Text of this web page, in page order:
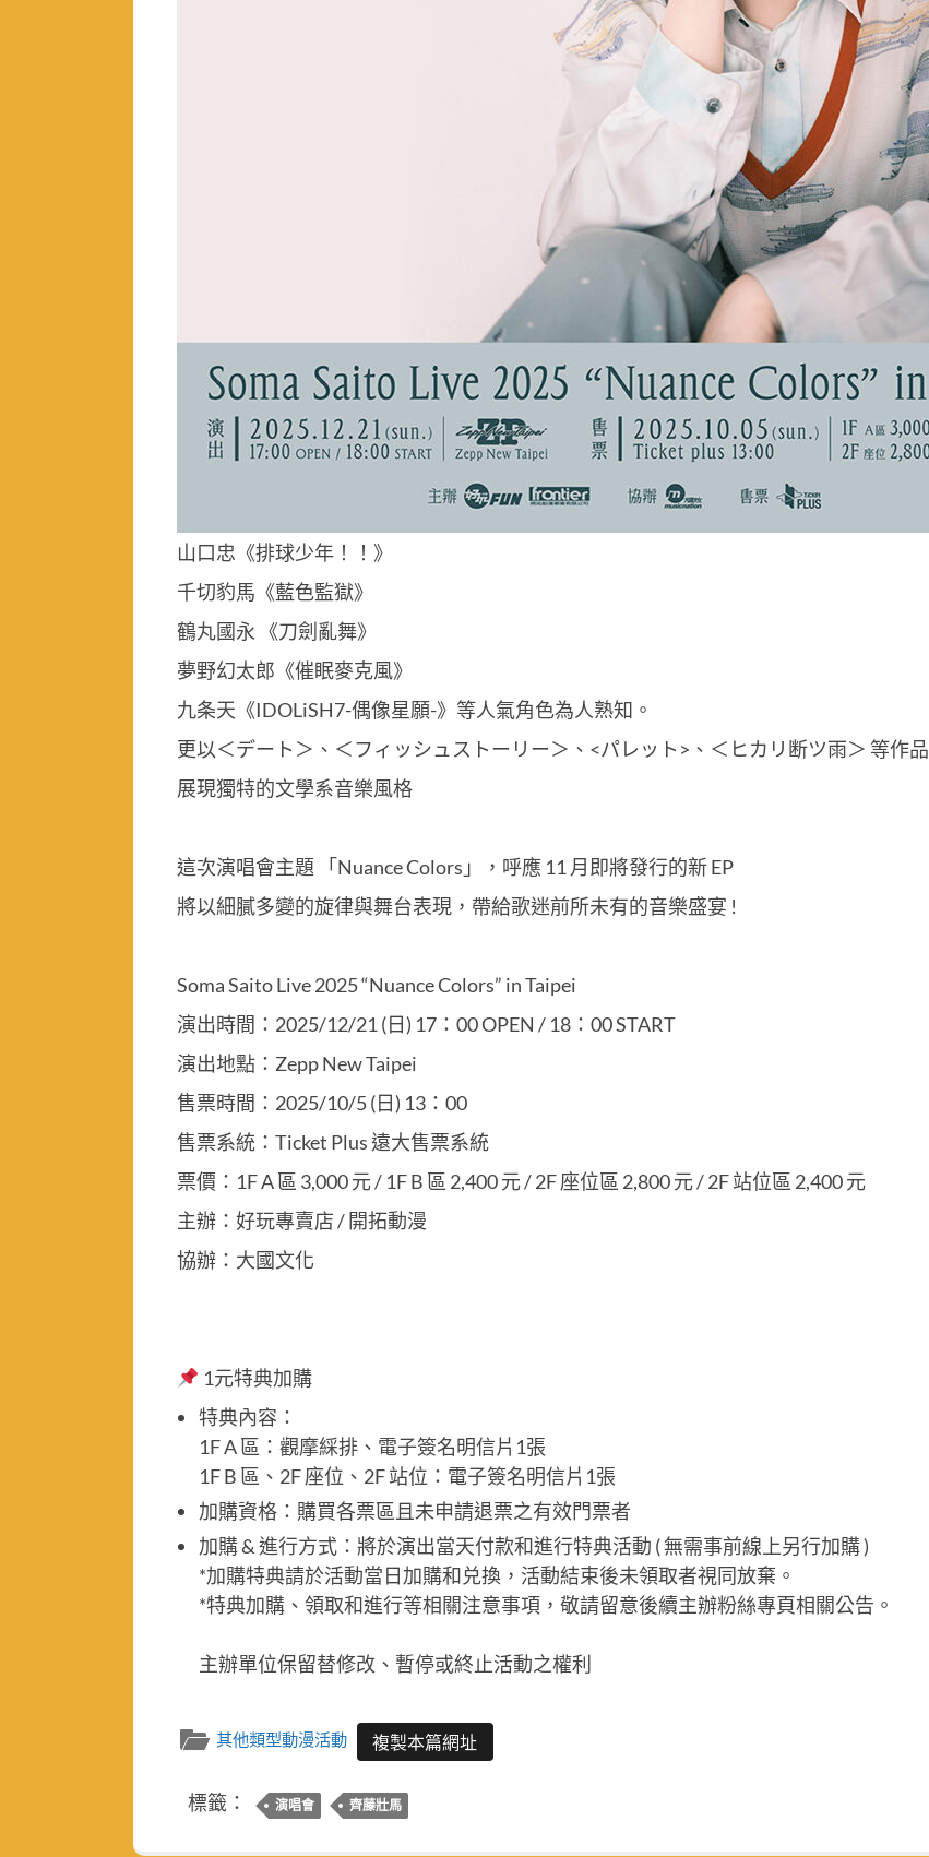
山口忠《排球少年！！》
千切豹馬《藍色監獄》
鶴丸國永 《刀劍亂舞》
夢野幻太郎《催眠麥克風》
九条天《IDOLiSH7-偶像星願-》等人氣角色為人熟知。
更以＜デート＞、＜フィッシュストーリー＞、<パレット>、＜ヒカリ断ツ雨＞ 等作品
展現獨特的文學系音樂風格
這次演唱會主題 「Nuance Colors」，呼應 11 月即將發行的新 EP
將以細膩多變的旋律與舞台表現，帶給歌迷前所未有的音樂盛宴 !
Soma Saito Live 2025 “Nuance Colors” in Taipei
演出時間：2025/12/21 (日) 17：00 OPEN / 18：00 START
演出地點：Zepp New Taipei
售票時間：2025/10/5 (日) 13：00
售票系統：Ticket Plus 遠大售票系統
票價：1F A 區 3,000 元 / 1F B 區 2,400 元 / 2F 座位區 2,800 元 / 2F 站位區 2,400 元
主辦：好玩專賣店 / 開拓動漫
協辦：大國文化
1元特典加購
特典內容：
1F A 區：觀摩綵排、電子簽名明信片1張
1F B 區、2F 座位、2F 站位：電子簽名明信片1張
加購資格：購買各票區且未申請退票之有效門票者
加購 & 進行方式：將於演出當天付款和進行特典活動 ( 無需事前線上另行加購 )
*加購特典請於活動當日加購和兑換，活動結束後未領取者視同放棄。
*特典加購、領取和進行等相關注意事項，敬請留意後續主辦粉絲專頁相關公告。
主辦單位保留替修改、暫停或終止活動之權利
其他類型動漫活動 複製本篇網址
標籤： 演唱會 齊藤壯馬